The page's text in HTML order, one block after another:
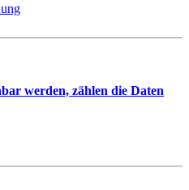
werden, zählen die Daten